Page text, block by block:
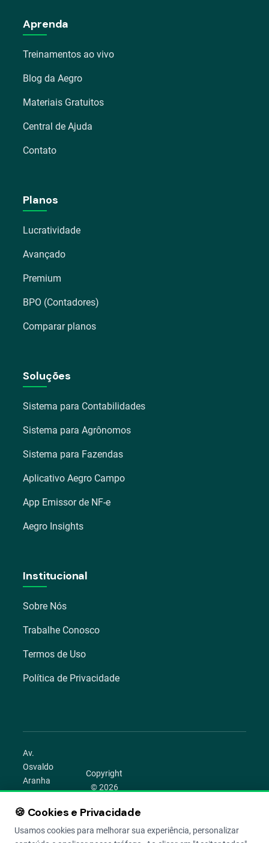
Aprenda
Treinamentos ao vivo
Blog da Aegro
Materiais Gratuitos
Central de Ajuda
Contato
Planos
Lucratividade
Avançado
Premium
BPO (Contadores)
Comparar planos
Soluções
Sistema para Contabilidades
Sistema para Agrônomos
Sistema para Fazendas
Aplicativo Aegro Campo
App Emissor de NF-e
Aegro Insights
Institucional
Sobre Nós
Trabalhe Conosco
Termos de Uso
Política de Privacidade
Av.
Osvaldo
Aranha
1022 –
Bom
Porto
Copyright
© 2026
Todos os
direitos
🍪 Cookies e Privacidade
Usamos cookies para melhorar sua experiência, personalizar